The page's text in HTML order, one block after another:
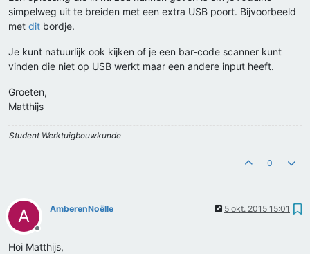
simpelweg uit te breiden met een extra USB poort. Bijvoorbeeld
met dit bordje.
Je kunt natuurlijk ook kijken of je een bar-code scanner kunt
vinden die niet op USB werkt maar een andere input heeft.
Groeten,
Matthijs
Student Werktuigbouwkunde
0
A
Offline
AmberenNoëlle 5 okt. 2015 15:01
Hoi Matthijs,